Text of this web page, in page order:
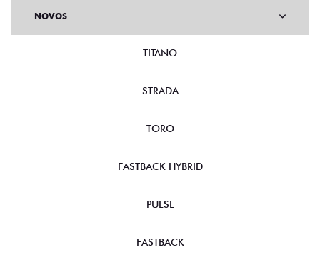
NOVOS
TITANO
STRADA
TORO
FASTBACK HYBRID
PULSE
FASTBACK